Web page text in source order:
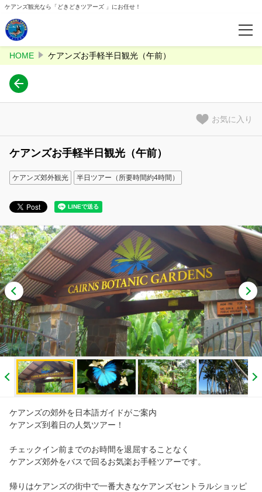
ケアンズ観光なら「どきどきツアーズ 」にお任せ！
カテゴリー
星空
キュランダ
特集
人気ランキング
おすすめ
閲覧履歴
ご案内
ホホバオイル販売（準備中）
お知らせ
お客様の声
グループ会社「日本や」
HOME ケアンズお手軽半日観光（午前）
ケアンズお手軽半日観光（午前）
お気に入り
ケアンズ郊外観光 半日ツアー（所要時間約4時間）
ケアンズの郊外を日本語ガイドがご案内
ケアンズ到着日の人気ツアー！
チェックイン前までのお時間を退屈することなく
ケアンズ郊外をバスで回るお気楽お手軽ツアーです。
帰りはケアンズの街中で一番大きなケアンズセントラルショッピ